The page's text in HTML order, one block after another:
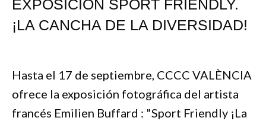
EXPOSICIÓN SPORT FRIENDLY.
¡LA CANCHA DE LA DIVERSIDAD!
Hasta el 17 de septiembre, CCCC VALÈNCIA
ofrece la exposición fotográfica del artista
francés Emilien Buffard : "Sport Friendly ¡La